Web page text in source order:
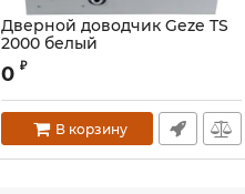
Дверной доводчик Geze TS
2000 белый
0 ₽
В корзину